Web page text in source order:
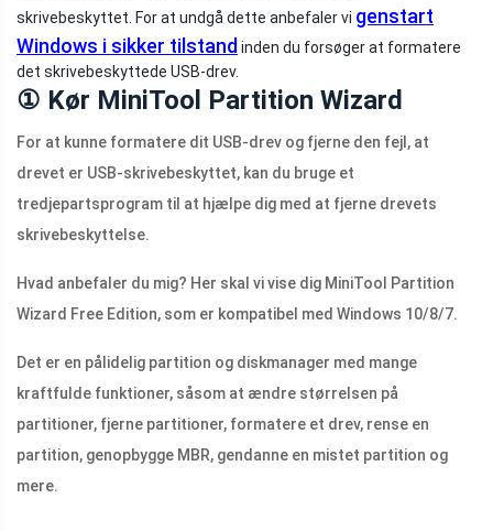
skrivebeskyttet. For at undgå dette anbefaler vi genstart
Windows i sikker tilstand inden du forsøger at formatere
det skrivebeskyttede USB-drev.
① Kør MiniTool Partition Wizard
For at kunne formatere dit USB-drev og fjerne den fejl, at
drevet er USB-skrivebeskyttet, kan du bruge et
tredjepartsprogram til at hjælpe dig med at fjerne drevets
skrivebeskyttelse.
Hvad anbefaler du mig? Her skal vi vise dig MiniTool Partition
Wizard Free Edition, som er kompatibel med Windows 10/8/7.
Det er en pålidelig partition og diskmanager med mange
kraftfulde funktioner, såsom at ændre størrelsen på
partitioner, fjerne partitioner, formatere et drev, rense en
partition, genopbygge MBR, gendanne en mistet partition og
mere.